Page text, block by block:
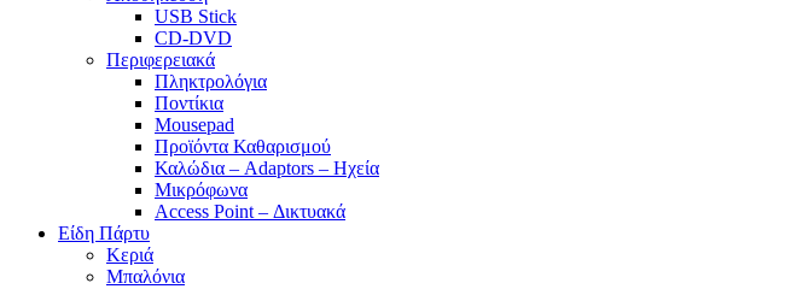
USB Stick
CD-DVD
Περιφερειακά
Πληκτρολόγια
Ποντίκια
Mousepad
Προϊόντα Καθαρισμού
Καλώδια – Adaptors – Ηχεία
Μικρόφωνα
Access Point – Δικτυακά
Είδη Πάρτυ
Κεριά
Μπαλόνια